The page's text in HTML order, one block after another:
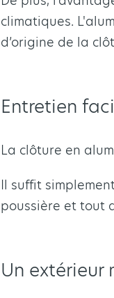
climatiques.
d’origine de la
Entretien
La clôture en
Il suffit
poussière et tout
Un extérieur